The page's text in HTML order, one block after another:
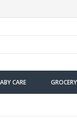
CARE GROCERY